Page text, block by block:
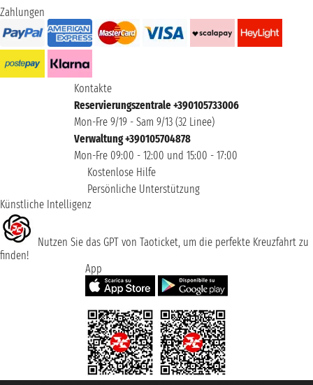
Zahlungen
Kontakte
Reservierungszentrale +390105733006
Mon-Fre 9/19 - Sam 9/13 (32 Linee)
Verwaltung +390105704878
Mon-Fre 09:00 - 12:00 und 15:00 - 17:00
Kostenlose Hilfe
Persönliche Unterstützung
Künstliche Intelligenz
Nutzen Sie das GPT von Taoticket, um die perfekte Kreuzfahrt zu
finden!
App